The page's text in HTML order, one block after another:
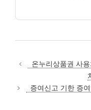
온누리상품권 사
증여신고 기한 증